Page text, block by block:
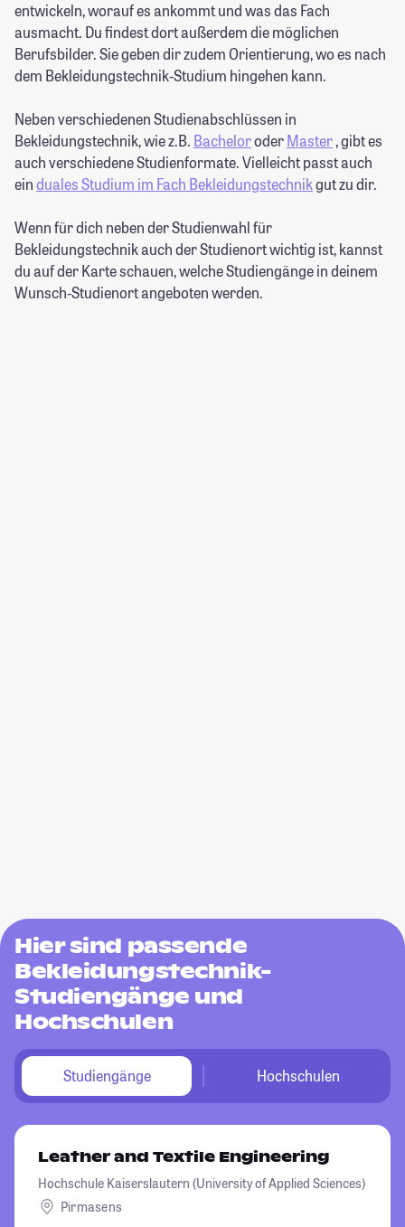
entwickeln, worauf es ankommt und was das Fach
ausmacht. Du findest dort außerdem die möglichen
Berufsbilder. Sie geben dir zudem Orientierung, wo es nach
dem Bekleidungstechnik-Studium hingehen kann.
Neben verschiedenen Studienabschlüssen in
Bekleidungstechnik, wie z.B. BacheloroderMaster, gibt es
auch verschiedene Studienformate. Vielleicht passt auch
einduales Studium im Fach Bekleidungstechnikgut zu dir.
Wenn für dich neben der Studienwahl für
Bekleidungstechnik auch der Studienort wichtig ist, kannst
du auf der Karte schauen, welche Studiengänge in deinem
Wunsch-Studienort angeboten werden.
Hier sind passende
Bekleidungstechnik-
Studiengänge und
Hochschulen
Studiengänge Hochschulen
Leather and Textile Engineering
Hochschule Kaiserslautern (University of Applied Sciences)
Pirmasens